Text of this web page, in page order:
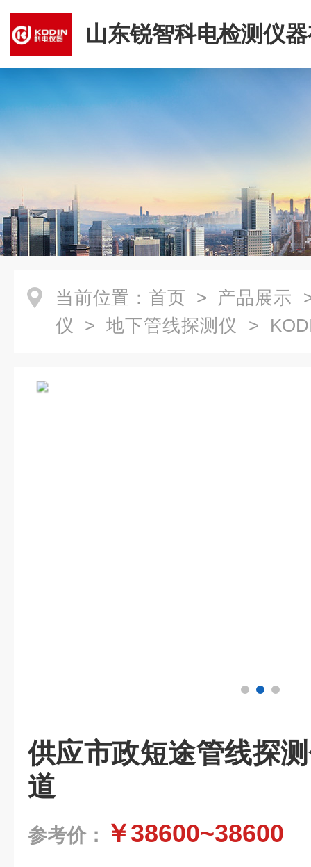
山东锐智科电检测仪
司
当前位置： 首页 > 产品展示
仪 > 地下管线探测仪 >
供应市政短途管线探
道
参考价： ￥38600~38600